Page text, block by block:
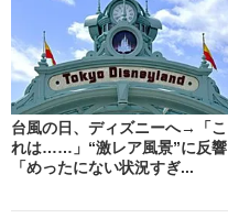
台風の日、ディズニーへ→「こ
れは……」“激レア風景”に反響
「めったにない状況すぎ...